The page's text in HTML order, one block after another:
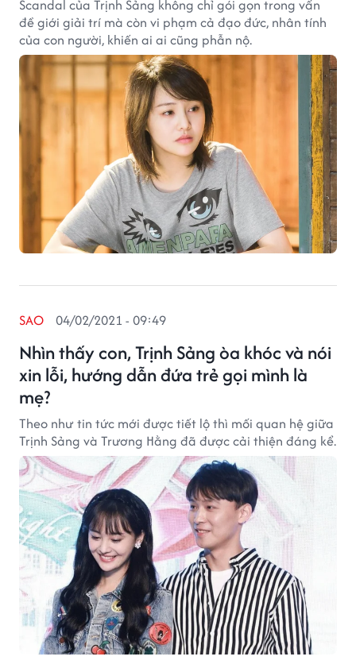
Scandal của Trịnh Sảng không chỉ gói gọn trong vấn
đề giới giải trí mà còn vi phạm cả đạo đức, nhân tính
của con người, khiến ai ai cũng phẫn nộ.
Nhìn thấy con, Trịnh Sảng òa khóc và nói
xin lỗi, hướng dẫn đứa trẻ gọi mình là
mẹ?
SAO 04/02/2021 - 09:49
Theo như tin tức mới được tiết lộ thì mối quan hệ giữa
Trịnh Sảng và Trương Hằng đã được cải thiện đáng kể.